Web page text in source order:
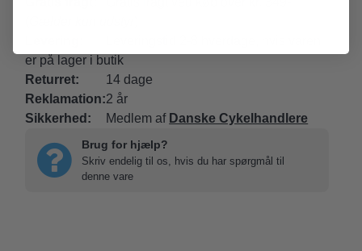
er på lager i butik
Returret:
14 dage
Reklamation:2 år
Sikkerhed:
Medlem af Danske Cykelhandlere
Brug for hjælp?
Skriv endelig til os, hvis du har spørgmål til
denne vare